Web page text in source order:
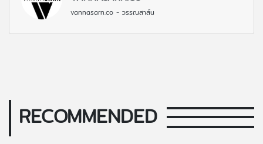
vannasarn.co - วรรณสาส์น
RECOMMENDED